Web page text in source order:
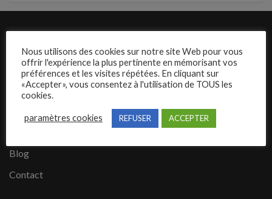
Présentation de Mecajob
Publier une annonce
Blog
Contact
Nous utilisons des cookies sur notre site Web pour vous
offrir l'expérience la plus pertinente en mémorisant vos
préférences et les visites répétées. En cliquant sur
«Accepter», vous consentez à l'utilisation de TOUS les
cookies.
paramètres cookies REFUSER ACCEPTER